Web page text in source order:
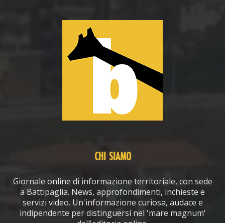
CHI SIAMO
Giornale online di informazione territoriale, con sede
a Battipaglia. News, approfondimenti, inchieste e
servizi video. Un'informazione curiosa, audace e
indipendente per distinguersi nel 'mare magnum'